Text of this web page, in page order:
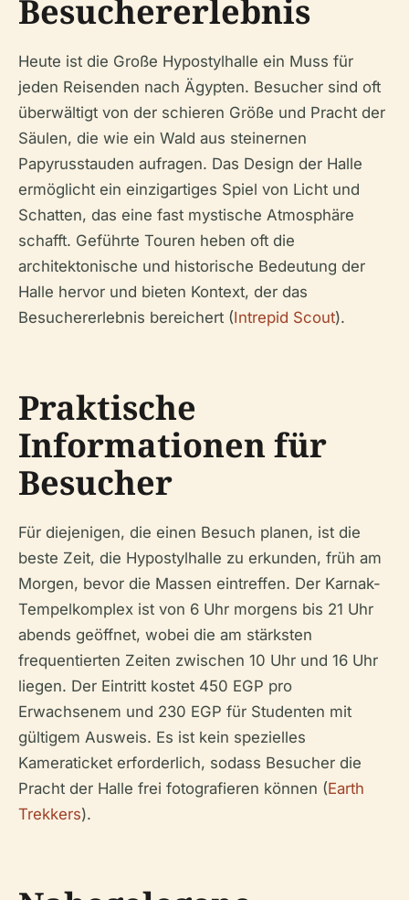
Besuchererlebnis
Heute ist die Große Hypostylhalle ein Muss für
jeden Reisenden nach Ägypten. Besucher sind oft
überwältigt von der schieren Größe und Pracht der
Säulen, die wie ein Wald aus steinernen
Papyrusstauden aufragen. Das Design der Halle
ermöglicht ein einzigartiges Spiel von Licht und
Schatten, das eine fast mystische Atmosphäre
schafft. Geführte Touren heben oft die
architektonische und historische Bedeutung der
Halle hervor und bieten Kontext, der das
Besuchererlebnis bereichert (Intrepid Scout).
Praktische
Informationen für
Besucher
Für diejenigen, die einen Besuch planen, ist die
beste Zeit, die Hypostylhalle zu erkunden, früh am
Morgen, bevor die Massen eintreffen. Der Karnak-
Tempelkomplex ist von 6 Uhr morgens bis 21 Uhr
abends geöffnet, wobei die am stärksten
frequentierten Zeiten zwischen 10 Uhr und 16 Uhr
liegen. Der Eintritt kostet 450 EGP pro
Erwachsenem und 230 EGP für Studenten mit
gültigem Ausweis. Es ist kein spezielles
Kameraticket erforderlich, sodass Besucher die
Pracht der Halle frei fotografieren können (Earth
Trekkers).